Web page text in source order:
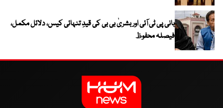
بانی پی ٹی آئی اور بشریٰ بی بی کی قیدِ تنہائی کیس، دلائل مکمل،
فیصلہ محفوظ